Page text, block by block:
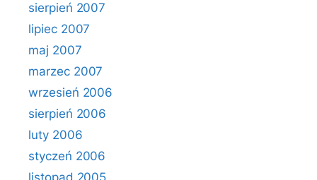
sierpień 2007
lipiec 2007
maj 2007
marzec 2007
wrzesień 2006
sierpień 2006
luty 2006
styczeń 2006
listopad 2005